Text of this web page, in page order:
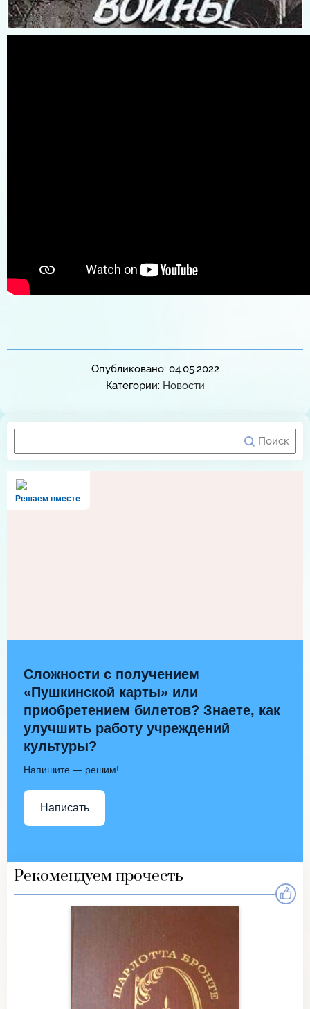
Опубликовано: 04.05.2022
Категории: Новости
Решаем вместе
Сложности с получением
«Пушкинской карты» или
приобретением билетов? Знаете, как
улучшить работу учреждений
культуры?
Напишите — решим!
Написать
Рекомендуем прочесть